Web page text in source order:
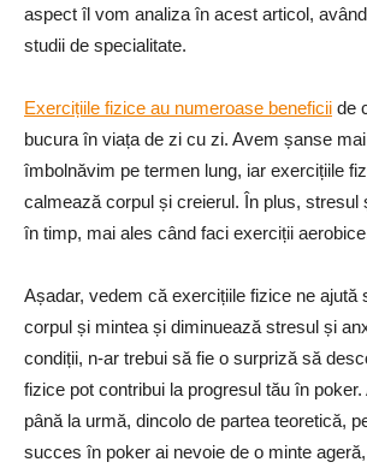
aspect îl vom analiza în acest articol,
studii de specialitate.
Exercițiile fizice au numeroase beneficii de
bucura în viața de zi cu zi. Avem șanse
îmbolnăvim pe termen lung, iar exercițiile
calmează corpul și creierul. În plus, stresul
în timp, mai ales când faci exerciții
Așadar, vedem că exercițiile fizice ne ajută
corpul și mintea și diminuează stresul și
condiții, n-ar trebui să fie o surpriză să
fizice pot contribui la progresul tău în
până la urmă, dincolo de partea teoretică,
succes în poker ai nevoie de o minte